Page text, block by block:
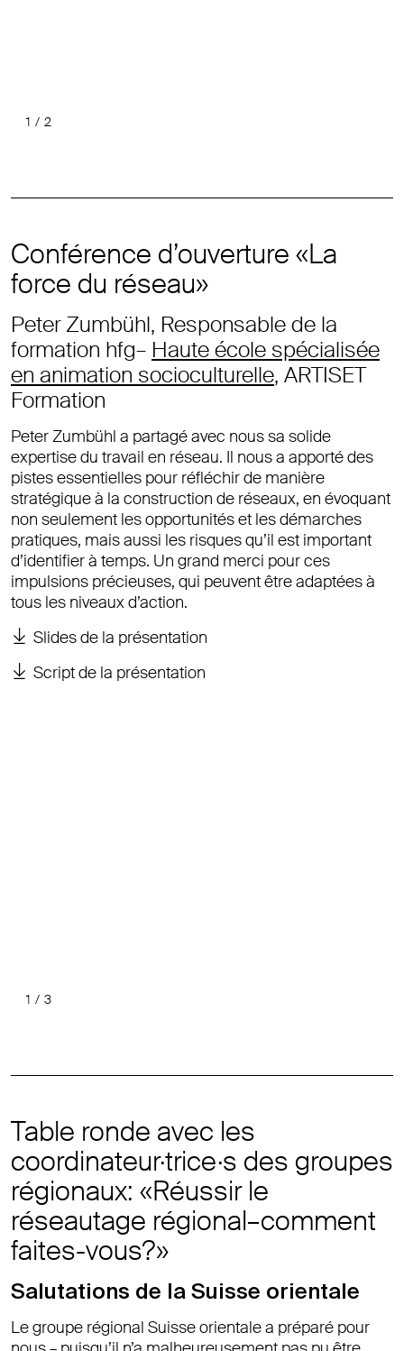
1 / 2
Conférence d’ouverture «La
force du réseau»
Peter Zumbühl, Responsable de la
formation hfg– Haute école spécialisée
en animation socioculturelle, ARTISET
Formation
Peter Zumbühl a partagé avec nous sa solide
expertise du travail en réseau. Il nous a apporté des
pistes essentielles pour réfléchir de manière
stratégique à la construction de réseaux, en évoquant
non seulement les opportunités et les démarches
pratiques, mais aussi les risques qu’il est important
d’identifier à temps. Un grand merci pour ces
impulsions précieuses, qui peuvent être adaptées à
tous les niveaux d’action.
Slides de la présentation
Script de la présentation
1 / 3
Table ronde avec les
coordinateur·trice·s des groupes
régionaux: «Réussir le
réseautage régional–comment
faites-vous?»
Salutations de la Suisse orientale
Le groupe régional Suisse orientale a préparé pour